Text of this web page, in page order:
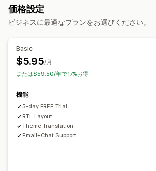
機械翻訳 翻訳の自動同期
メタフィールド翻訳 SEO翻訳 プロによる翻訳
価格設定
ビジネスに最適なプランをお選びください。
Basic
$5.95/月
または$59.50/年で17%お得
機能
5-day FREE Trial
RTL Layout
Theme Translation
Email+Chat Support